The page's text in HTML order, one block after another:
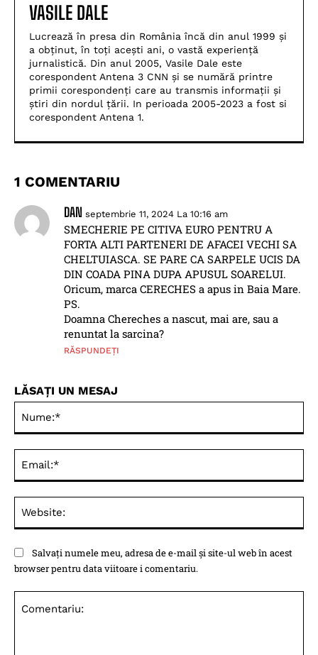
VASILE DALE
Lucrează în presa din România încă din anul 1999 și
a obținut, în toți acești ani, o vastă experiență
jurnalistică. Din anul 2005, Vasile Dale este
corespondent Antena 3 CNN și se numără printre
primii corespondenți care au transmis informații și
știri din nordul țării. In perioada 2005-2023 a fost si
corespondent Antena 1.
1 COMENTARIU
DAN septembrie 11, 2024 La 10:16 am
SMECHERIE PE CITIVA EURO PENTRU A
FORTA ALTI PARTENERI DE AFACEI VECHI SA
CHELTUIASCA. SE PARE CA SARPELE UCIS DA
DIN COADA PINA DUPA APUSUL SOARELUI.
Oricum, marca CERECHES a apus in Baia Mare.
PS.
Doamna Chereches a nascut, mai are, sau a
renuntat la sarcina?
RĂSPUNDEȚI
LĂSAȚI UN MESAJ
Salvați numele meu, adresa de e-mail și site-ul web în acest
browser pentru data viitoare i comentariu.